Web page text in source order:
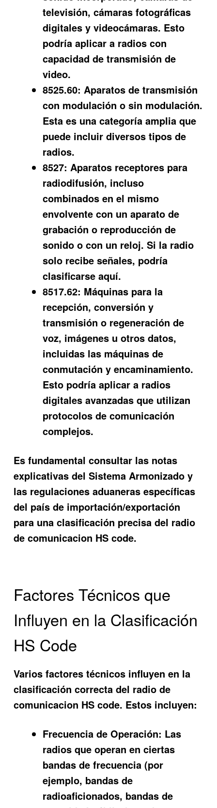
televisión, cámaras fotográficas
digitales y videocámaras. Esto
podría aplicar a radios con
capacidad de transmisión de
video.
8525.60: Aparatos de transmisión
con modulación o sin modulación.
Esta es una categoría amplia que
puede incluir diversos tipos de
radios.
8527: Aparatos receptores para
radiodifusión, incluso
combinados en el mismo
envolvente con un aparato de
grabación o reproducción de
sonido o con un reloj. Si la radio
solo recibe señales, podría
clasificarse aquí.
8517.62: Máquinas para la
recepción, conversión y
transmisión o regeneración de
voz, imágenes u otros datos,
incluidas las máquinas de
conmutación y encaminamiento.
Esto podría aplicar a radios
digitales avanzadas que utilizan
protocolos de comunicación
complejos.
Es fundamental consultar las notas
explicativas del Sistema Armonizado y
las regulaciones aduaneras específicas
del país de importación/exportación
para una clasificación precisa del radio
de comunicacion HS code.
Factores Técnicos que
Influyen en la Clasificación
HS Code
Varios factores técnicos influyen en la
clasificación correcta del radio de
comunicacion HS code. Estos incluyen:
Frecuencia de Operación: Las
radios que operan en ciertas
bandas de frecuencia (por
ejemplo, bandas de
radioaficionados, bandas de